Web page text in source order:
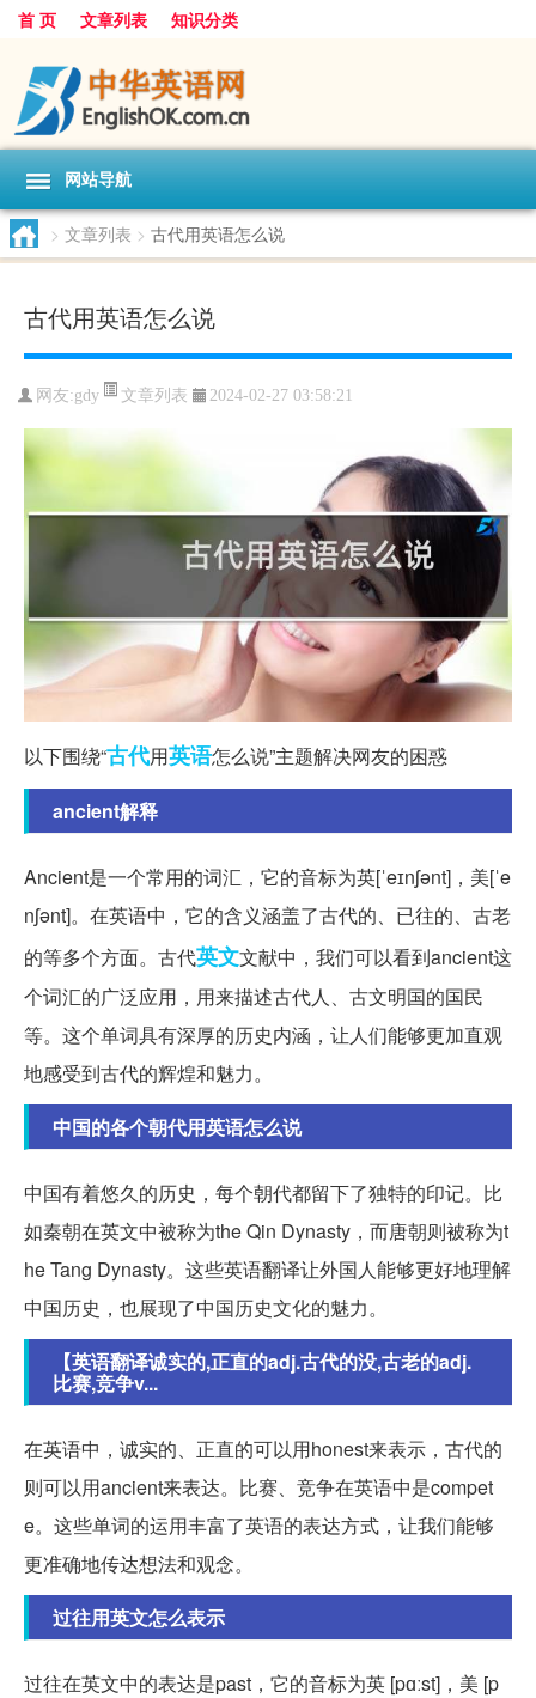
首 页 文章列表 知识分类
网站导航
> 文章列表 > 古代用英语怎么说
古代用英语怎么说
网友:gdy 文章列表 2024-02-27 03:58:21
以下围绕“古代用英语怎么说”主题解决网友的困惑
ancient解释
Ancient是一个常用的词汇，它的音标为英[ˈeɪnʃənt]，美[ˈe
nʃənt]。在英语中，它的含义涵盖了古代的、已往的、古老
的等多个方面。古代英文文献中，我们可以看到ancient这
个词汇的广泛应用，用来描述古代人、古文明国的国民
等。这个单词具有深厚的历史内涵，让人们能够更加直观
地感受到古代的辉煌和魅力。
中国的各个朝代用英语怎么说
中国有着悠久的历史，每个朝代都留下了独特的印记。比
如秦朝在英文中被称为the Qin Dynasty，而唐朝则被称为t
he Tang Dynasty。这些英语翻译让外国人能够更好地理解
中国历史，也展现了中国历史文化的魅力。
【英语翻译诚实的,正直的adj.古代的没,古老的adj.
比赛,竞争v...
在英语中，诚实的、正直的可以用honest来表示，古代的
则可以用ancient来表达。比赛、竞争在英语中是compet
e。这些单词的运用丰富了英语的表达方式，让我们能够
更准确地传达想法和观念。
过往用英文怎么表示
过往在英文中的表达是past，它的音标为英 [pɑːst]，美 [p